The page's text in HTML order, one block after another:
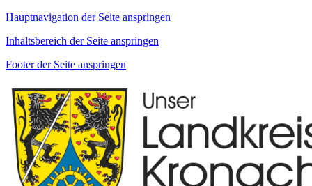
Hauptnavigation der Seite anspringen
Inhaltsbereich der Seite anspringen
Footer der Seite anspringen